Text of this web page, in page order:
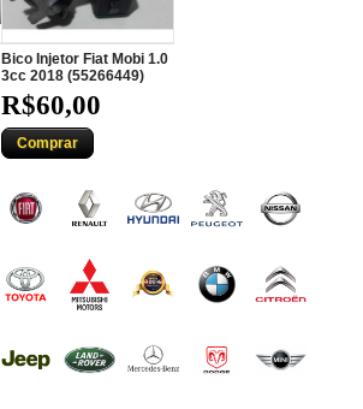
Bico Injetor Fiat Mobi 1.0
3cc 2018 (55266449)
R$60,00
Comprar